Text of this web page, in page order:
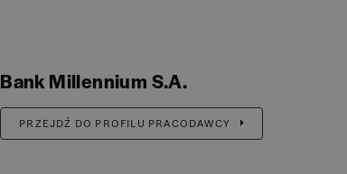
Bank Millennium S.A.
PRZEJDŹ DO PROFILU PRACODAWCY